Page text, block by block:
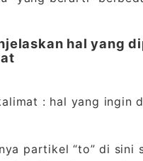
hal yang
: hal yang ingin
partikel “to” di sini